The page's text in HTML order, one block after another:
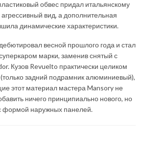
обвес придал итальянскому
вид, а дополнительная
динамические характеристики.
весной прошлого года и стал
марки, заменив снятый с
Кузов Revuelto практически целиком
задний подрамник алюминиевый),
этот материал мастера Mansory не
ничего принципиально нового, но
формой наружных панелей.